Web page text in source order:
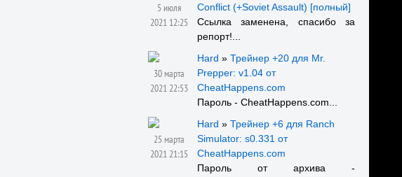
5 июля
2021 12:25
Conflict (+Soviet Assault) [полный]
Ссылка заменена, спасибо за
репорт!...
30 марта
2021 22:53
Hard » Трейнер +20 для Mr.
Prepper: v1.04 от
CheatHappens.com
Пароль - CheatHappens.com...
25 марта
2021 21:15
Hard » Трейнер +6 для Ranch
Simulator: s0.331 от
CheatHappens.com
Пароль от архива -